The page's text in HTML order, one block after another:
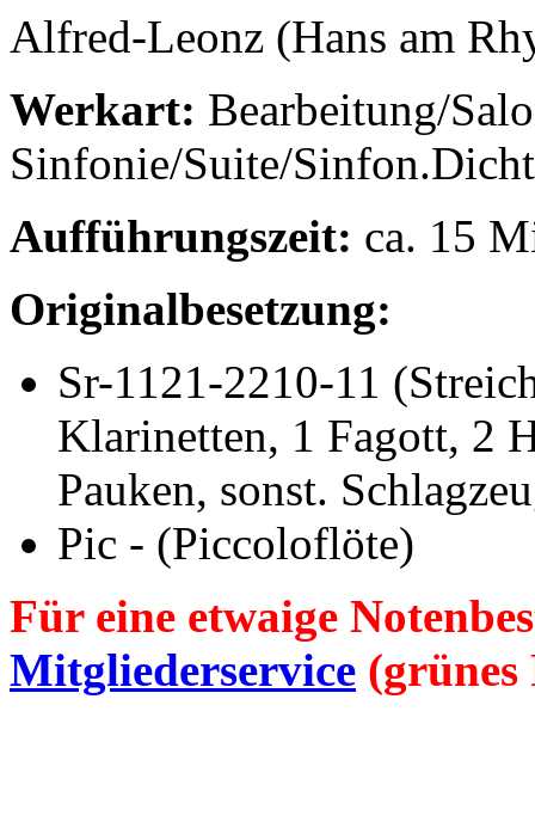
Alfred-Leonz (Hans am
Werkart: Bearbeitung/
Sinfonie/Suite/
Aufführungszeit: ca. 15
Originalbesetzung:
Sr-1121-2210-11
Klarinetten, 1 Fagott, 2
Pauken, sonst.
Pic - (Piccoloflöte)
Für eine etwaige
Mitgliederservice (grünes